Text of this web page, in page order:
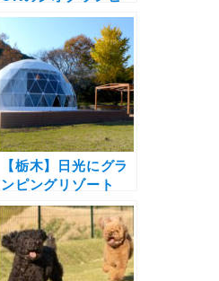
ング「Dot
Glamping 北軽井
沢」がリニューアル
オープン！専用ドッ
グラン付きサイトも
【栃木】日光にグラ
ンピングリゾート
「brilliant-village
Nikko」2023年2月
オープン予定 | 広大
なプライベートドッ